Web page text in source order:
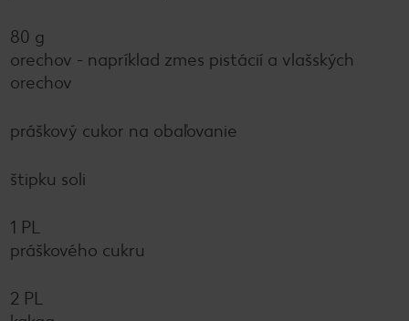
80 g
orechov - napríklad zmes pistácií a vlašských
orechov
práškový cukor na obaľovanie
štipku soli
1 PL
práškového cukru
2 PL